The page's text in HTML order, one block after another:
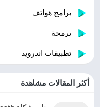
برامج هواتف
برمجة
تطبيقات اندرويد
أكثر المقالات مشاهدة